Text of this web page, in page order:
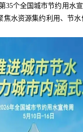
35个全国城市节约用水
焦水资源集约利用、节